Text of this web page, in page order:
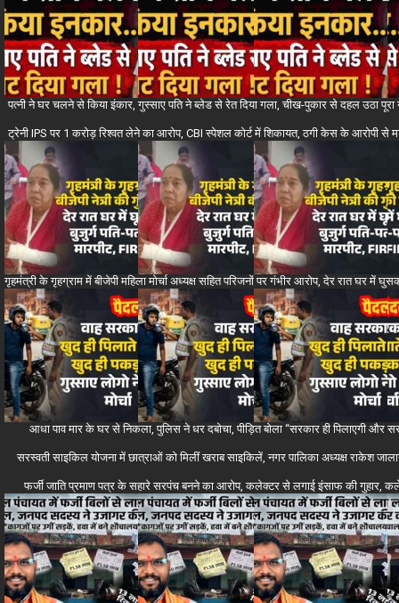
पत्नी ने घर चलने से किया इंकार, गुस्साए पति ने ब्लेड से रेत दिया गला, चीख-पुकार से दहल उठा
ट्रेनी IPS पर 1 करोड़ रिश्वत लेने का आरोप, CBI स्पेशल कोर्ट में शिकायत, ठगी केस के आरोपी से
गृहमंत्री के गृहग्राम में बीजेपी महिला मोर्चा अध्यक्ष सहित परिजनों पर गंभीर आरोप, देर रात घर में
आधा पाव मार के घर से निकला, पुलिस ने धर दबोचा, पीड़ित बोला “सरकार ही पिलाएगी और
सरस्वती साइकिल योजना में छात्राओं को मिलीं खराब साइकिलें, नगर पालिका अध्यक्ष राकेश
फर्जी जाति प्रमाण पत्र के सहारे सरपंच बनने का आरोप, कलेक्टर से लगाई इंसाफ की गुहार,